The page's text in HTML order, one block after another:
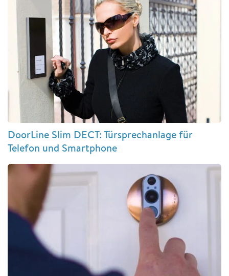
DoorLine Slim DECT: Türsprechanlage für
Telefon und Smartphone